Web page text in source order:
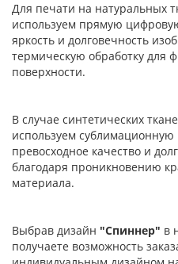
Для печати на натуральных
используем прямую
яркость и долговечность
термическую обработку для
поверхности.
В случае синтетических
используем
превосходное качество и
благодаря проникновению
материала.
Выбрав дизайн "Спиннер" в
получаете возможность